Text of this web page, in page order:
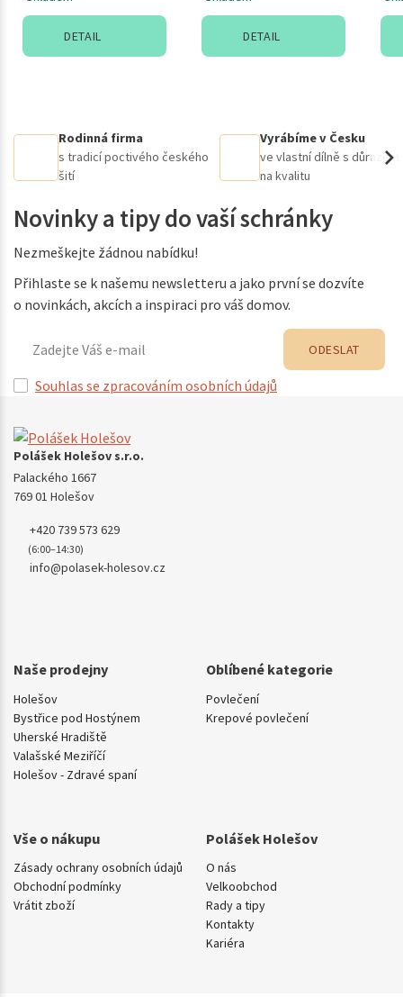
DETAIL DETAIL
Rodinná firma
s tradicí poctivého českého
šití
Vyrábíme v Česku
ve vlastní dílně s důrazem
na kvalitu
Novinky a tipy do vaší schránky
Nezmeškejte žádnou nabídku!
Přihlaste se k našemu newsletteru a jako první se dozvíte
o novinkách, akcích a inspiraci pro váš domov.
Souhlas se zpracováním osobních údajů
ODESLAT
Polášek Holešov s.r.o.
Palackého 1667
769 01 Holešov
+420 739 573 629
(6:00–14:30)
info@polasek-holesov.cz
Naše prodejny
Holešov
Bystřice pod Hostýnem
Uherské Hradiště
Valašské Meziříčí
Holešov - Zdravé spaní
Oblíbené kategorie
Povlečení
Krepové povlečení
Vše o nákupu
Zásady ochrany osobních údajů
Obchodní podmínky
Vrátit zboží
Polášek Holešov
O nás
Velkoobchod
Rady a tipy
Kontakty
Kariéra